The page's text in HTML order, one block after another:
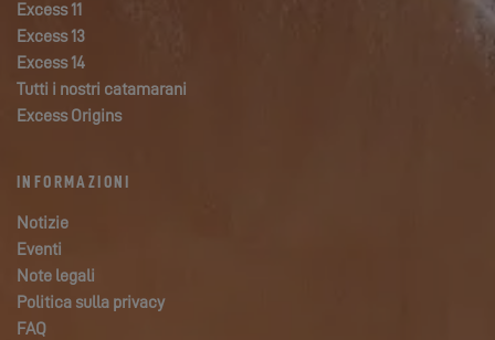
Excess 11
Excess 13
Excess 14
Tutti i nostri catamarani
Excess Origins
INFORMAZIONI
Notizie
Eventi
Note legali
Politica sulla privacy
FAQ